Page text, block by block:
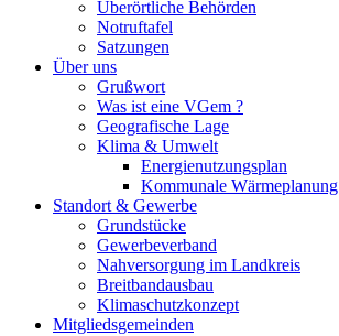
Überörtliche Behörden
Notruftafel
Satzungen
Über uns
Grußwort
Was ist eine VGem ?
Geografische Lage
Klima & Umwelt
Energienutzungsplan
Kommunale Wärmeplanung
Standort & Gewerbe
Grundstücke
Gewerbeverband
Nahversorgung im Landkreis
Breitbandausbau
Klimaschutzkonzept
Mitgliedsgemeinden